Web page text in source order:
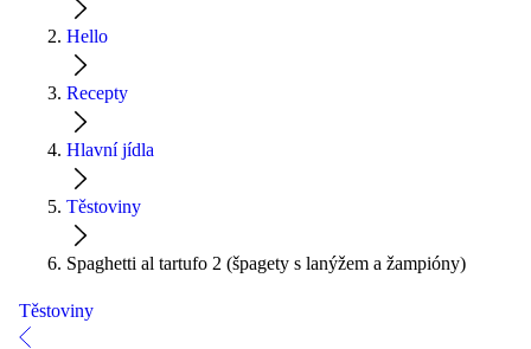
Hello
Recepty
Hlavní jídla
Těstoviny
Spaghetti al tartufo 2 (špagety s lanýžem a žampióny)
Těstoviny